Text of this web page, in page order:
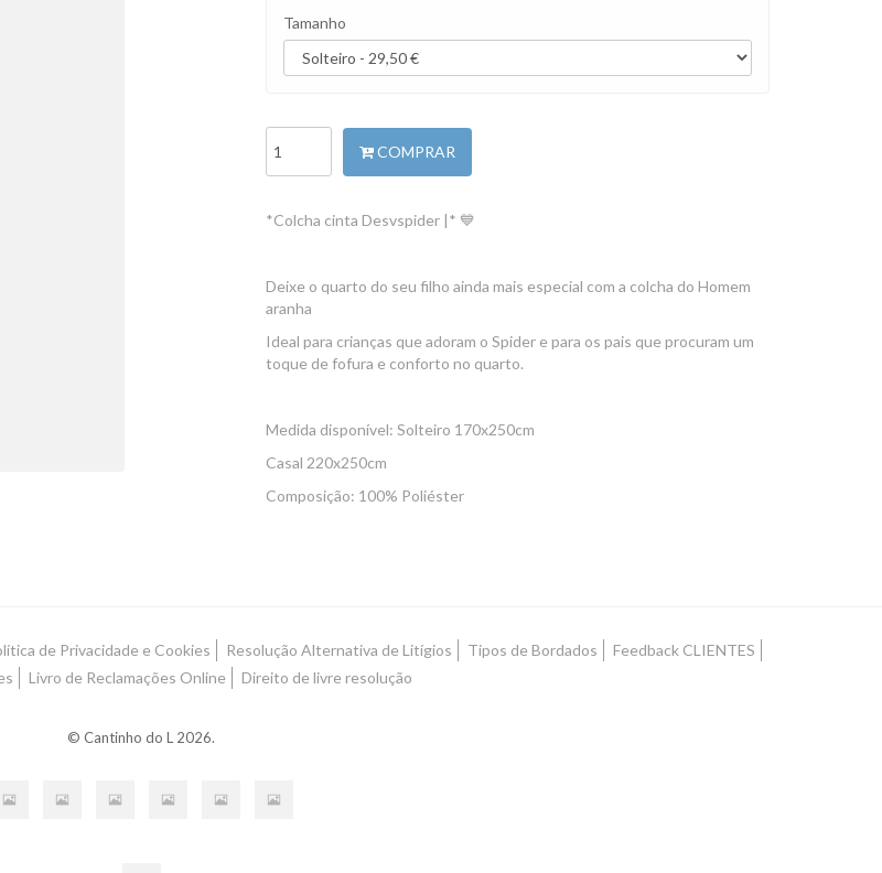
Tamanho
COMPRAR
*Colcha cinta Desvspider |* 💙
Deixe o quarto do seu filho ainda mais especial com a colcha do Homem
aranha
Ideal para crianças que adoram o Spider e para os pais que procuram um
toque de fofura e conforto no quarto.
Medida disponível: Solteiro 170x250cm
Casal 220x250cm
Composição: 100% Poliéster
de Privacidade e Cookies Resolução Alternativa de Litígios Tipos de Bordados
Feedback CLIENTES
Livro de Reclamações Online Direito de livre resolução
© Cantinho do L 2026.